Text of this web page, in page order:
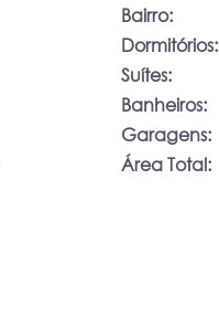
Bairro:
Dormitórios:
Suítes:
Banheiros:
Garagens:
Área Total: